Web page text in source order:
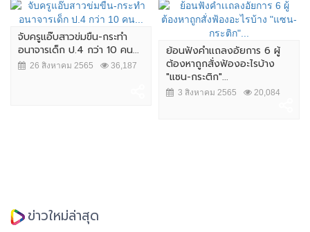
จับครูแอ๊บสาวข่มขืน-กระทำ
อนาจารเด็ก ป.4 กว่า 10 คน...
26 สิงหาคม 2565 36,187
ย้อนฟังคำเเถลงอัยการ 6 ผู้
ต้องหาถูกสั่งฟ้องอะไรบ้าง
"แซน-กระติก"...
3 สิงหาคม 2565 20,084
ข่าวใหม่ล่าสุด